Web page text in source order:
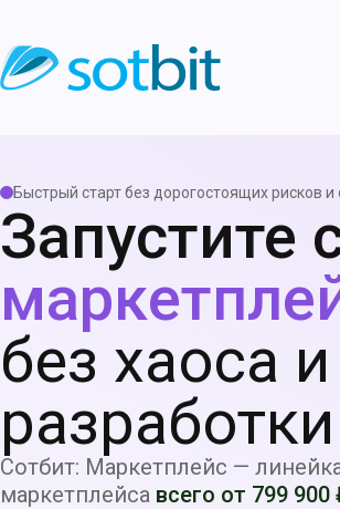
Быстрый старт без дорогостоящих рисков
Запустите
без хаоса
разработки
Сотбит: Маркетплейс —
маркетплейса всего от 799 900